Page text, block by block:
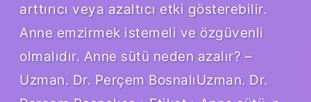
arttırıcı veya azaltıcı etki gösterebilir.
Anne emzirmek istemeli ve özgüvenli
olmalıdır. Anne sütü neden azalır? –
Uzman. Dr. Perçem BosnalıUzman. Dr.